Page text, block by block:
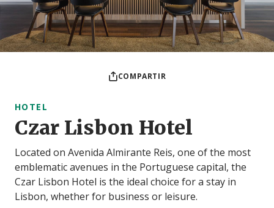
COMPARTIR
HOTEL
Czar Lisbon Hotel
Located on Avenida Almirante Reis, one of the most
emblematic avenues in the Portuguese capital, the
Czar Lisbon Hotel is the ideal choice for a stay in
Lisbon, whether for business or leisure.